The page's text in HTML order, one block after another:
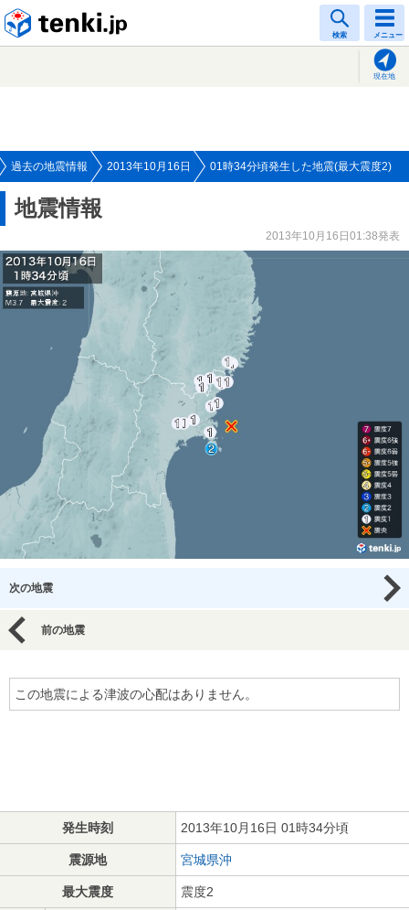
検索 メニュー
現在地
過去の地震情報 2013年10月16日 01時34分頃発生した地震(最大震度2)
地震情報
2013年10月16日01:38発表
次の地震
前の地震
この地震による津波の心配はありません。
発生時刻 2013年10月16日 01時34分頃
震源地 宮城県沖
最大震度 震度2